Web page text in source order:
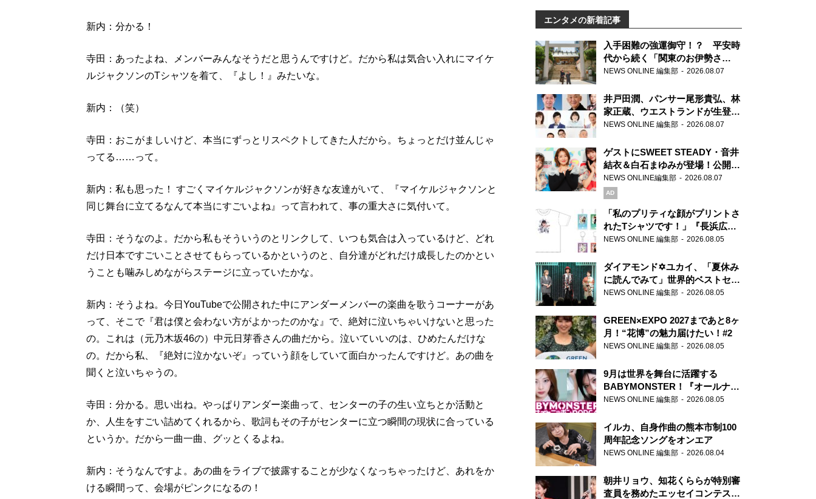
新内：分かる！
寺田：あったよね、メンバーみんなそうだと思うんですけど。だから私は気合い入れにマイケ
ルジャクソンのTシャツを着て、『よし！』みたいな。
新内：（笑）
寺田：おこがましいけど、本当にずっとリスペクトしてきた人だから。ちょっとだけ並んじゃ
ってる……って。
新内：私も思った！ すごくマイケルジャクソンが好きな友達がいて、『マイケルジャクソンと
同じ舞台に立てるなんて本当にすごいよね』って言われて、事の重大さに気付いて。
寺田：そうなのよ。だから私もそういうのとリンクして、いつも気合は入っているけど、どれ
だけ日本ですごいことさせてもらっているかというのと、自分達がどれだけ成長したのかとい
うことも噛みしめながらステージに立っていたかな。
新内：そうよね。今日YouTubeで公開された中にアンダーメンバーの楽曲を歌うコーナーがあ
って、そこで『君は僕と会わない方がよかったのかな』で、絶対に泣いちゃいけないと思った
の。これは（元乃木坂46の）中元日芽香さんの曲だから。泣いていいのは、ひめたんだけな
の。だから私、『絶対に泣かないぞ』っていう顔をしていて面白かったんですけど。あの曲を
聞くと泣いちゃうの。
寺田：分かる。思い出ね。やっぱりアンダー楽曲って、センターの子の生い立ちとか活動と
か、人生をすごい詰めてくれるから、歌詞もその子がセンターに立つ瞬間の現状に合っている
というか。だから一曲一曲、グッとくるよね。
新内：そうなんですよ。あの曲をライブで披露することが少なくなっちゃったけど、あれをか
ける瞬間って、会場がピンクになるの！
エンタメの新着記事
入手困難の強運御守！？ 平安時
代から続く「関東のお伊勢さ
ま」、芝大神宮にてランパンプス
NEWS ONLINE 編集部 2026.08.07
井戸田潤、パンサー尾形貴弘、林
家正蔵、ウエストランドが生登
場！『ラジオビバリー昼ズ』
NEWS ONLINE 編集部 2026.08.07
ゲストにSWEET STEADY・音井
結衣＆白石まゆみが登場！公開収
録で素顔全開！
NEWS ONLINE編集部 2026.08.07
AD
「私のプリティな顔がプリントさ
れたTシャツです！」『長浜広奈
天下無双』初の番組グッズ発売
NEWS ONLINE 編集部 2026.08.05
ダイアモンド✡ユカイ、「夏休み
に読んでみて」世界的ベストセラ
ー『アナスタシア』を紹介
NEWS ONLINE 編集部 2026.08.05
GREEN×EXPO 2027まであと8ヶ
月！“花博”の魅力届けたい！#2
NEWS ONLINE 編集部 2026.08.05
9月は世界を舞台に活躍する
BABYMONSTER！『オールナイ
トニッポンPODCAST』月替わり
NEWS ONLINE 編集部 2026.08.05
イルカ、自身作曲の熊本市制100
周年記念ソングをオンエア
NEWS ONLINE 編集部 2026.08.04
朝井リョウ、知花くららが特別審
査員を務めたエッセイコンテスト